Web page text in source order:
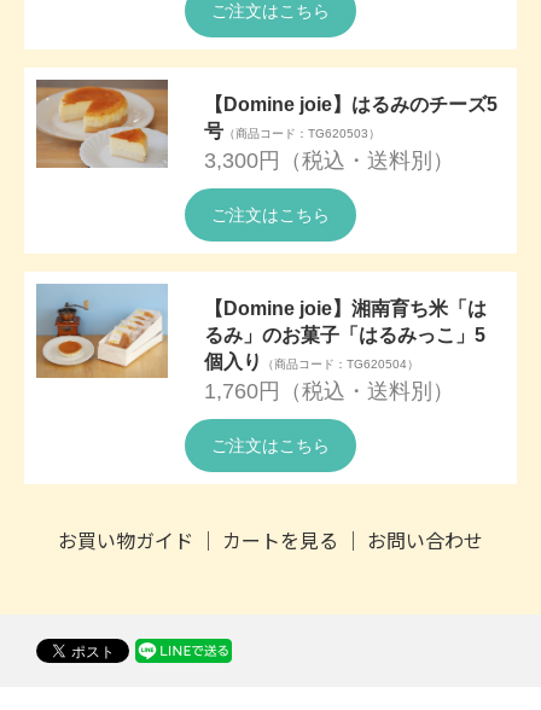
ご注文はこちら
【Domine joie】はるみのチーズ5
号 （商品コード：TG620503）
3,300円（税込・送料別）
ご注文はこちら
【Domine joie】湘南育ち米「は
るみ」のお菓子「はるみっこ」5
個入り
（商品コード：TG620504）
1,760円（税込・送料別）
ご注文はこちら
お買い物ガイド ｜ カートを見る ｜ お問い合わせ